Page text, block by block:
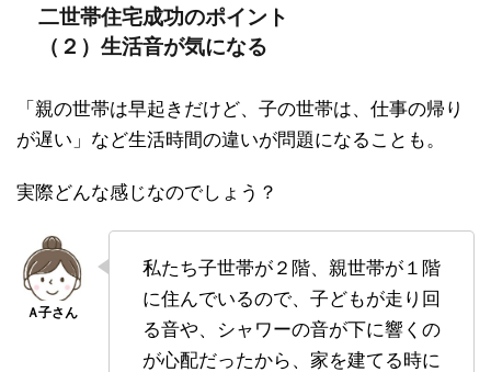
二世帯住宅成功のポイント
（２）生活音が気になる
「親の世帯は早起きだけど、子の世帯は、仕事の帰り
が遅い」など生活時間の違いが問題になることも。
実際どんな感じなのでしょう？
私たち子世帯が２階、親世帯が１階
に住んでいるので、子どもが走り回
る音や、シャワーの音が下に響くの
が心配だったから、家を建てる時に